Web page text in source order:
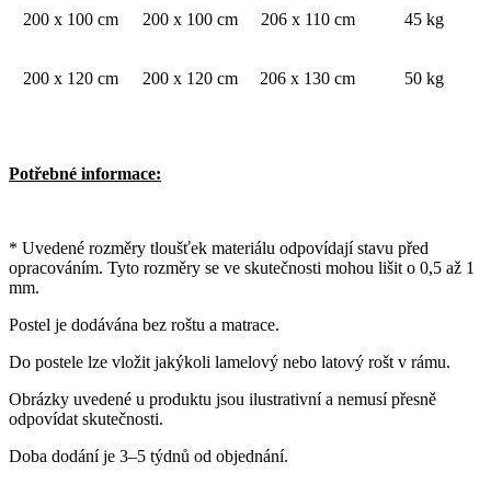
200 x 100 cm 200 x 100 cm 206 x 110 cm 45 kg
200 x 120 cm 200 x 120 cm 206 x 130 cm 50 kg
Potřebné informace:
* Uvedené rozměry tloušťek materiálu odpovídají stavu před
opracováním. Tyto rozměry se ve skutečnosti mohou lišit o 0,5 až 1
mm.
Postel je dodávána bez roštu a matrace.
Do postele lze vložit jakýkoli lamelový nebo latový rošt v rámu.
Obrázky uvedené u produktu jsou ilustrativní a nemusí přesně
odpovídat skutečnosti.
Doba dodání je 3–5 týdnů od objednání.